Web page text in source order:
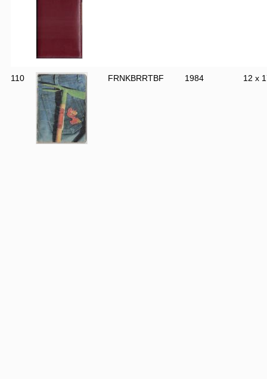
110 FRNKBRRTBF 1984 12 x